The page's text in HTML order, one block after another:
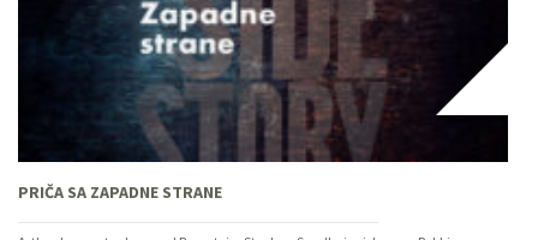
PRIČA SA ZAPADNE STRANE